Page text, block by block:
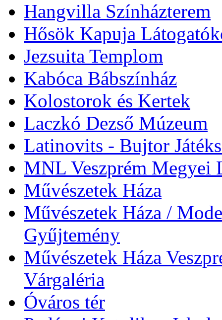
Hangvilla Színházterem
Hősök Kapuja
Jezsuita Templom
Kabóca Bábszínház
Kolostorok és Kertek
Laczkó Dezső Múzeum
Latinovits - Bujtor
MNL Veszprém Megyei
Művészetek Háza
Művészetek Háza /
Gyűjtemény
Művészetek Háza
Várgaléria
Óváros tér